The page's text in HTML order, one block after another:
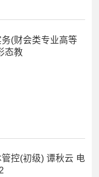
(财会类专业高等
态教
控(初级) 谭秋云 电